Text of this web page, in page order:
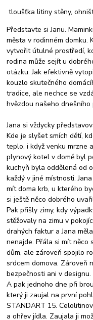
tloušťka litiny stěny,
Představte si Janu.
města v rodinném domku.
vytvořit útulné prostředí,
rodina může sejít u
otázku: Jak efektivně
kouzlo skutečného
tradice, ale nechce se
hvězdou našeho dnešního
Jana si vždycky
Kde je slyšet smích dětí,
teplo, i když venku mrzne
plynový kotel v domě byl
kuchyň byla oddělená od
každý v jiné místnosti.
mít doma krb, u kterého
si ještě něco dobrého
Pak přišly zimy, kdy
stěžovaly na zimu v
drahých faktur a Jana
nenajde. Přála si mít
dům, ale zároveň spojilo
srdcem domova. Zároveň
bezpečnosti ani v designu.
A pak jednoho dne při
který ji zaujal na první
STANDART 15.
a ohřev jídla. Zaujala ji